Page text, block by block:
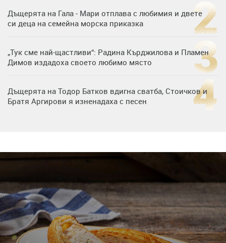
Дъщерята на Гала - Мари отплава с любимия и двете
си деца на семейна морска приказка
„Тук сме най-щастливи“: Радина Кърджилова и Пламен
Димов издадоха своето любимо място
Дъщерята на Тодор Батков вдигна сватба, Стоичков и
Братя Аргирови я изненадаха с песен